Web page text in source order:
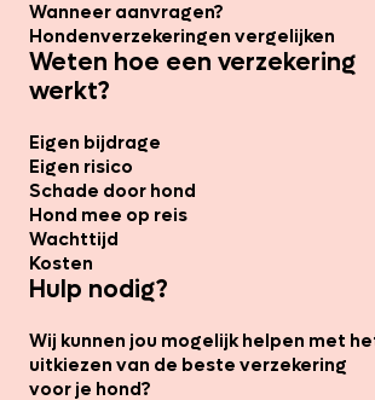
Wanneer aanvragen?
Hondenverzekeringen vergelijken
Weten hoe een verzekering
werkt?
Eigen bijdrage
Eigen risico
Schade door hond
Hond mee op reis
Wachttijd
Kosten
Hulp nodig?
Wij kunnen jou mogelijk helpen met
uitkiezen van de beste verzekering
voor je hond?